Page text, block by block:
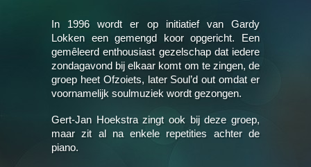
In 1996 wordt er op initiatief van Gardy
Lokken een gemengd koor opgericht. Een
gemêleerd enthousiast gezelschap dat iedere
zondagavond bij elkaar komt om te zingen, de
groep heet Ofzoiets, later Soul’d out omdat er
voornamelijk soulmuziek wordt gezongen.
Gert-Jan Hoekstra zingt ook bij deze groep,
maar zit al na enkele repetities achter de
piano.